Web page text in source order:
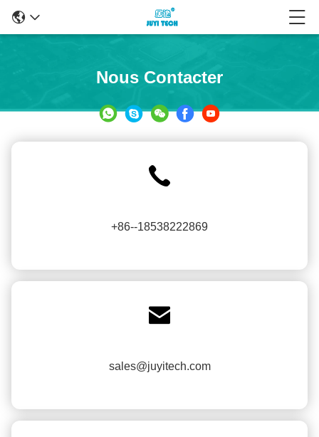
Nous Contacter
+86--18538222869

sales@juyitech.com